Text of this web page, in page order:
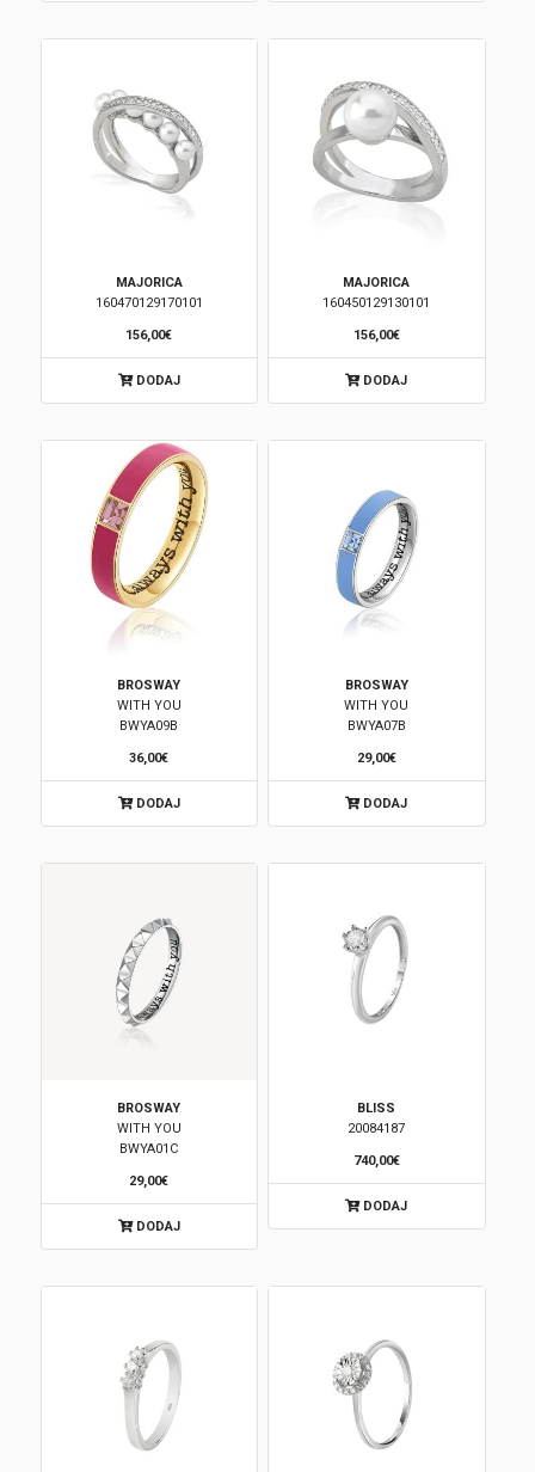
MAJORICA
160470129170101
156,00€
DODAJ
MAJORICA
160450129130101
156,00€
DODAJ
BROSWAY
WITH YOU
BWYA09B
36,00€
DODAJ
BROSWAY
WITH YOU
BWYA07B
29,00€
DODAJ
BROSWAY
WITH YOU
BWYA01C
29,00€
DODAJ
BLISS
20084187
740,00€
DODAJ